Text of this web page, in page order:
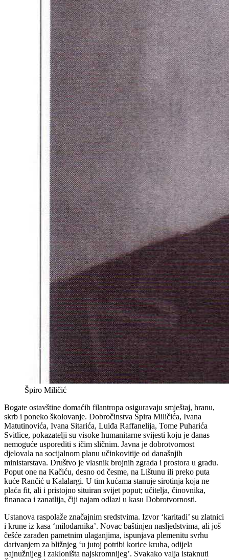
Špiro Miličić
Bogate ostavštine domaćih filantropa osiguravaju smještaj, hranu,
skrb i poneko školovanje. Dobročinstva Špira Miličića, Ivana
Matutinovića, Ivana Sitarića, Luiđa Raffanelija, Tome Puharića
Svitlice, pokazatelji su visoke humanitarne svijesti koju je danas
nemoguće usporediti s ičim sličnim. Javna je dobrotvornost
djelovala na socijalnom planu učinkovitije od današnjih
ministarstava. Društvo je vlasnik brojnih zgrada i prostora u gradu.
Poput one na Kačiću, desno od česme, na Lištunu ili preko puta
kuće Rančić u Kalalargi. U tim kućama stanuje sirotinja koja ne
plaća fit, ali i pristojno situiran svijet poput; učitelja, činovnika,
finanaca i zanatlija, čiji najam odlazi u kasu Dobrotvornosti.
Ustanova raspolaže značajnim sredstvima. Izvor ‘karitadi’ su zlatnici
i krune iz kasa ‘milodarnika’. Novac baštinjen nasljedstvima, ali još
češće zarađen pametnim ulaganjima, ispunjava plemenitu svrhu
darivanjem za bližnjeg ‘u jutoj potribi korice kruha, odijela
najnužnijeg i zakloništa najskromnijeg’. Svakako valja istaknuti